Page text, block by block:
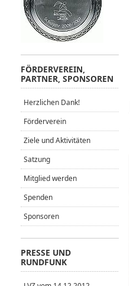
FÖRDERVEREIN,
PARTNER, SPONSOREN
Herzlichen Dank!
Förderverein
Ziele und Aktivitäten
Satzung
Mitglied werden
Spenden
Sponsoren
PRESSE UND
RUNDFUNK